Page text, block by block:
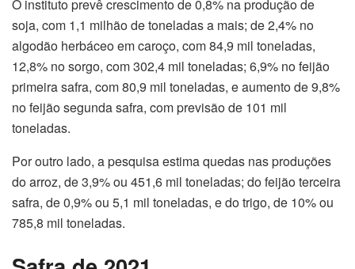
O instituto prevê crescimento de 0,8% na produção de
soja, com 1,1 milhão de toneladas a mais; de 2,4% no
algodão herbáceo em caroço, com 84,9 mil toneladas,
12,8% no sorgo, com 302,4 mil toneladas; 6,9% no feijão
primeira safra, com 80,9 mil toneladas, e aumento de 9,8%
no feijão segunda safra, com previsão de 101 mil
toneladas.
Por outro lado, a pesquisa estima quedas nas produções
do arroz, de 3,9% ou 451,6 mil toneladas; do feijão terceira
safra, de 0,9% ou 5,1 mil toneladas, e do trigo, de 10% ou
785,8 mil toneladas.